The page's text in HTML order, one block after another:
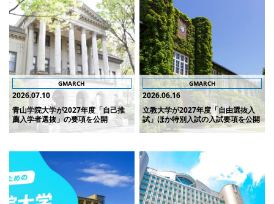
GMARCH
2026.07.10
青山学院大学が2027年度「自己推
薦入学者選抜」の要項を公開
GMARCH
2026.06.16
立教大学が2027年度「自由選抜入
試」ほか特別入試の入試要項を公開